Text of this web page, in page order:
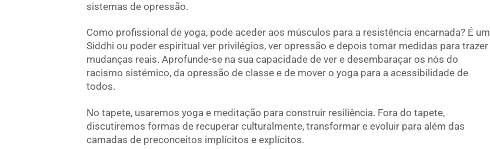
sistemas de opressão.
Como profissional de yoga, pode aceder aos músculos para a resistência encarnada? É um
Siddhi ou poder espiritual ver privilégios, ver opressão e depois tomar medidas para trazer
mudanças reais. Aprofunde-se na sua capacidade de ver e desembaraçar os nós do
racismo sistémico, da opressão de classe e de mover o yoga para a acessibilidade de
todos.
No tapete, usaremos yoga e meditação para construir resiliência. Fora do tapete,
discutiremos formas de recuperar culturalmente, transformar e evoluir para além das
camadas de preconceitos implícitos e explícitos.